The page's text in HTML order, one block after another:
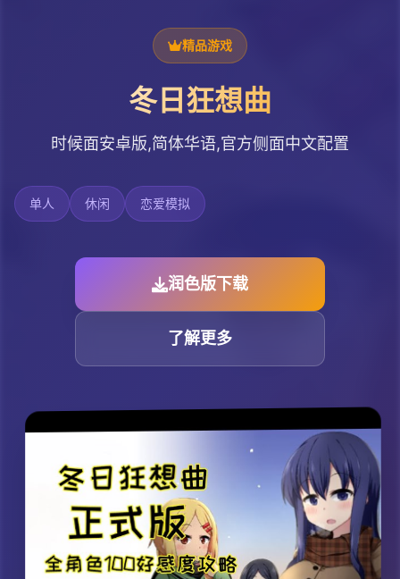
精品游戏
冬日狂想曲
时候面安卓版,简体华语,官方侧面中文配置
单人 休闲 恋爱模拟
润色版下载
了解更多